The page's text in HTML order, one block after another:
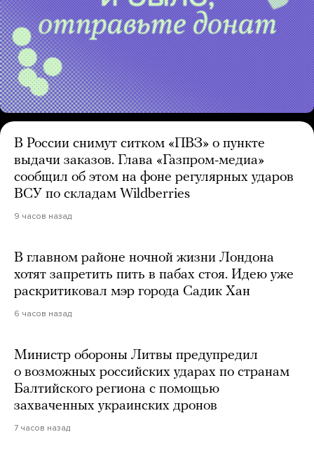
В России снимут ситком «ПВЗ» о пункте
выдачи заказов. Глава «Газпром-медиа»
сообщил об этом на фоне регулярных ударов
ВСУ по складам Wildberries
9 часов назад
В главном районе ночной жизни Лондона
хотят запретить пить в пабах стоя. Идею уже
раскритиковал мэр города Садик Хан
6 часов назад
Министр обороны Литвы предупредил
о возможных российских ударах по странам
Балтийского региона с помощью
захваченных украинских дронов
7 часов назад